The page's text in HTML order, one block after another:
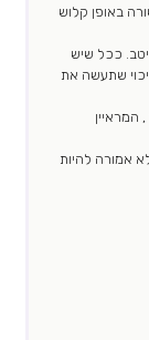
באופן קלוש
ככל שיש
שתעשה את
אמורה להיות